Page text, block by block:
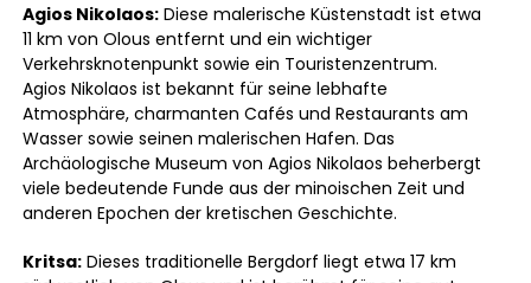
Agios Nikolaos: Diese malerische Küstenstadt ist etwa
11 km von Olous entfernt und ein wichtiger
Verkehrsknotenpunkt sowie ein Touristenzentrum.
Agios Nikolaos ist bekannt für seine lebhafte
Atmosphäre, charmanten Cafés und Restaurants am
Wasser sowie seinen malerischen Hafen. Das
Archäologische Museum von Agios Nikolaos beherbergt
viele bedeutende Funde aus der minoischen Zeit und
anderen Epochen der kretischen Geschichte.
Kritsa: Dieses traditionelle Bergdorf liegt etwa 17 km